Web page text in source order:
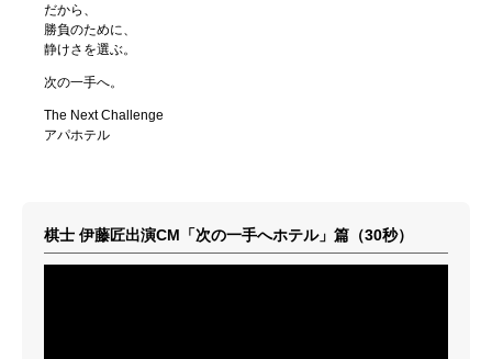
だから、
勝負のために、
静けさを選ぶ。
次の一手へ。
The Next Challenge
アパホテル
棋士 伊藤匠出演CM「次の一手へホテル」篇（30秒）